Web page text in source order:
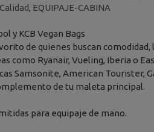
Calidad, EQUIPAJE-CABINA
y KCB Vegan Bags
de quienes buscan comodidad,
como Ryanair, Vueling, Iberia o
Samsonite, American Tourister,
de tu maleta principal.
para equipaje de mano.